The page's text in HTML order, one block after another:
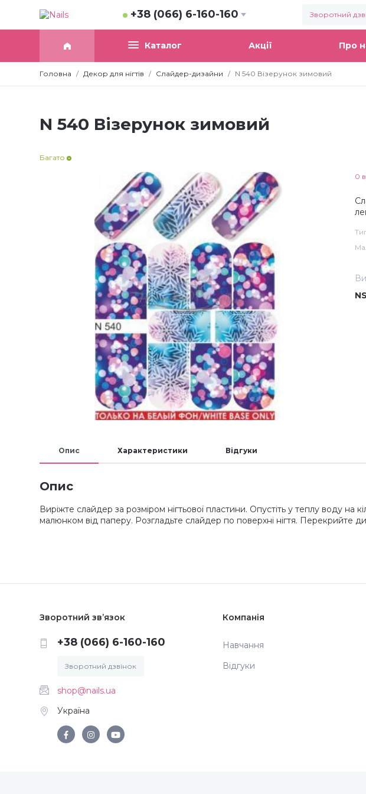
+38 (066) 6-160-160 Зворотний
Каталог Акції Про
Головна Декор для нігтів Слайдер-дизайни N 540 Візерунок зимовий
N 540 Візерунок зимовий
Багато
0
NS
Опис Характеристики Відгуки
Опис
Виріжте слайдер за розміром нігтьової пластини. Опустіть у теплу воду на
малюнком від паперу. Розгладьте слайдер по поверхні нігтя. Перекрийте
Зворотний зв’язок
+38 (066) 6-160-160
Зворотний дзвінок
shop@nails.ua
Україна
Компанія
Навчання
Відгуки